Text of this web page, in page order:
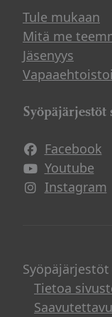
Tule mukaan
Mitä me
Jäsenyys
Syöpäjärjestöt
Facebook
Avautuu
Youtube
Avautuu
Instagram
Avautuu
Tietoa